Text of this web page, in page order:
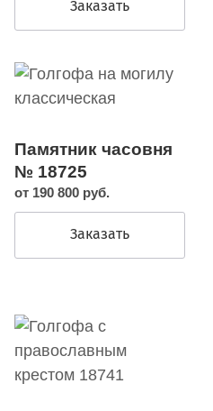
Заказать
Памятник часовня
№ 18725
от 190 800 руб.
Заказать